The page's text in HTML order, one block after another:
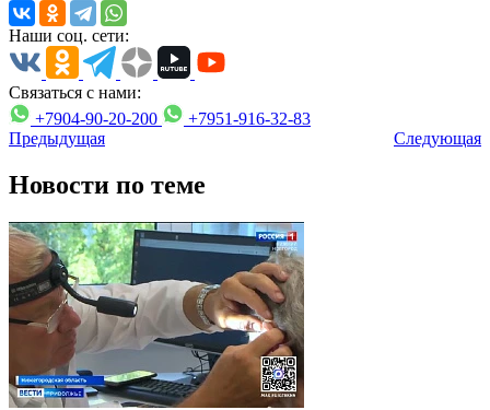
Наши соц. сети:
Связаться с нами:
+7904-90-20-200
+7951-916-32-83
Предыдущая
Следующая
Новости по теме